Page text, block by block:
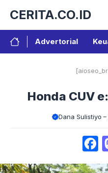
isi
CERITA.CO.ID
Advertorial
Honda CUV
Dana Sulistiyo